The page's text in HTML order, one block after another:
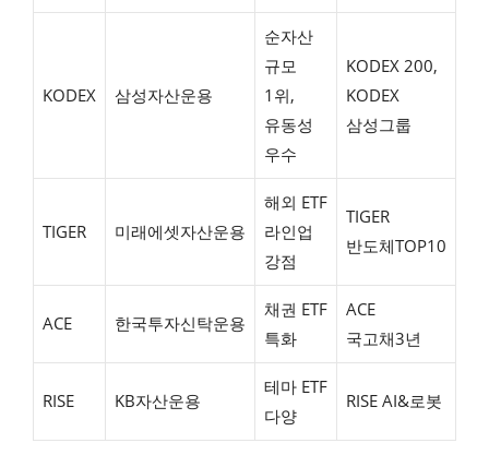
KODEX 삼성자산운용
순자산
규모
1위,
유동성
우수
KODEX 200,
KODEX
삼성그룹
TIGER 미래에셋자산운용
해외 ETF
라인업
강점
TIGER
반도체TOP10
ACE 한국투자신탁운용
채권 ETF
특화
ACE
국고채3년
RISE KB자산운용
테마 ETF
다양
RISE AI&로봇